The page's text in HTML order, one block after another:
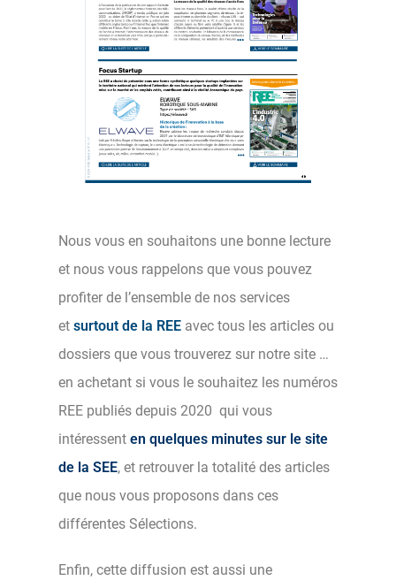
Nous vous en souhaitons une bonne lecture
et nous vous rappelons que vous pouvez
profiter de l’ensemble de nos services
et surtout de la REE avec tous les articles ou
dossiers que vous trouverez sur notre site …
en achetant si vous le souhaitez les numéros
REE publiés depuis 2020 qui vous
intéressent en quelques minutes sur le site
de la SEE, et retrouver la totalité des articles
que nous vous proposons dans ces
différentes Sélections.
Enfin, cette diffusion est aussi une